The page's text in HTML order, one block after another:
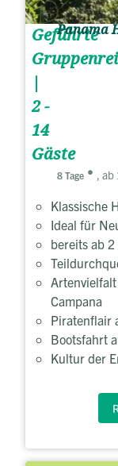
Geführte
|
2 -
14
Gäste
Panama
8 Tage , ab
Klassische
Ideal für
bereits ab
Campana
Piratenflair
Bootsfahrt
Kultur der